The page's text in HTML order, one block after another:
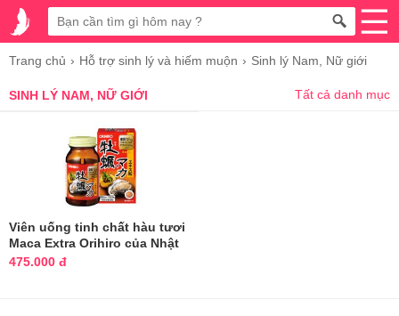
Trang chủ Hỗ trợ sinh lý và hiếm muộn Sinh lý Nam, Nữ giới
SINH LÝ NAM, NỮ GIỚI Tất cả danh mục
Viên uống tinh chất hàu tươi
Maca Extra Orihiro của Nhật
475.000 đ